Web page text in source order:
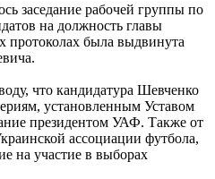
заседание рабочей группы по
на должность главы
протоколах была выдвинута
что кандидатура Шевченко
установленным Уставом
президентом УАФ. Также от
ассоциации футбола,
на участие в выборах